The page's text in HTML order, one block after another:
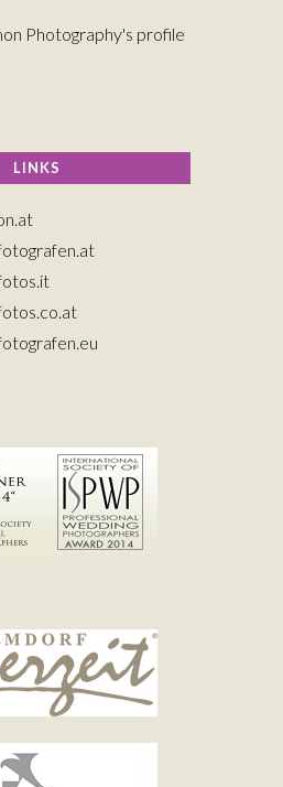
Photography's profile
LINKS